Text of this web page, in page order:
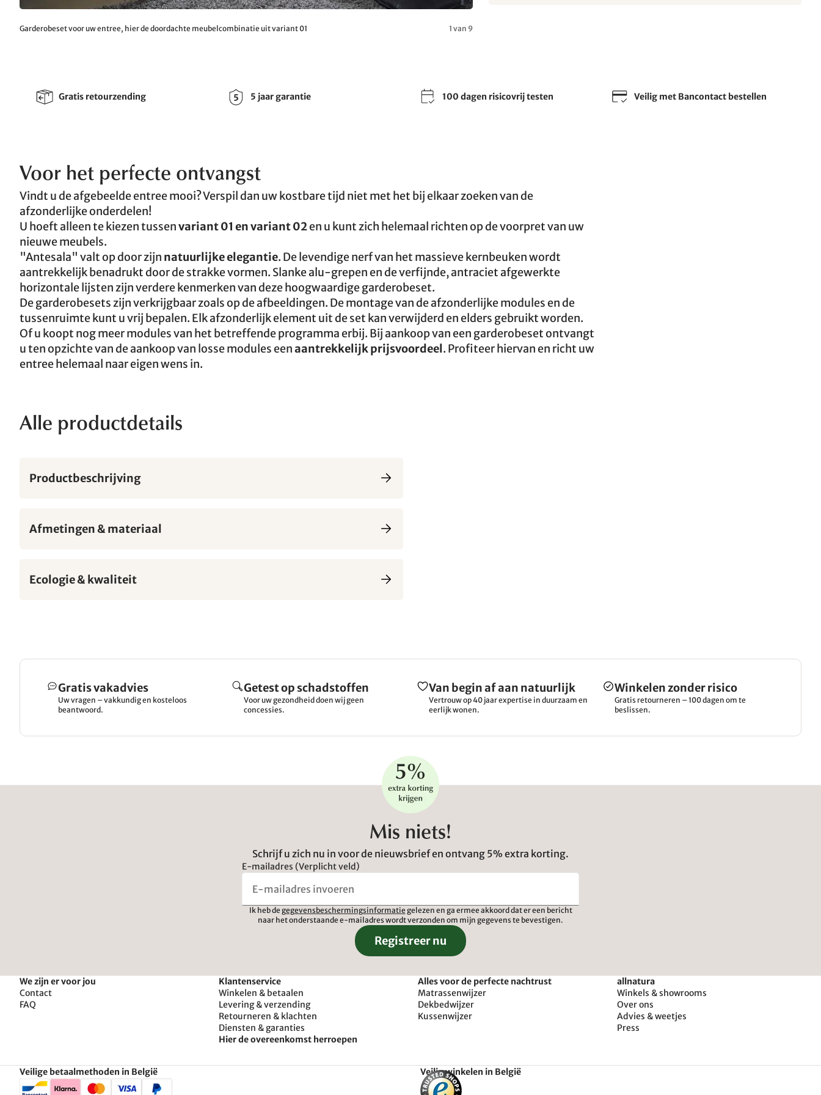
Garderobeset voor uw entree, hier de doordachte meubelcombinatie uit variant 01 1 van 9
Gratis retourzending 5 jaar garantie 100 dagen risicovrij testen Veilig met Bancontact bestellen
Voor het perfecte ontvangst
Vindt u de afgebeelde entree mooi? Verspil dan uw kostbare tijd niet met het bij elkaar zoeken van de
afzonderlijke onderdelen!
U hoeft alleen te kiezen tussenvariant 01 en variant 02en u kunt zich helemaal richten op de voorpret van uw
nieuwe meubels.
"Antesala" valt op door zijn natuurlijke elegantie. De levendige nerf van het massieve kernbeuken wordt
aantrekkelijk benadrukt door de strakke vormen. Slanke alu-grepen en de verfijnde, antraciet afgewerkte
horizontale lijsten zijn verdere kenmerken van deze hoogwaardige garderobeset.
De garderobesets zijn verkrijgbaar zoals op de afbeeldingen. De montage van de afzonderlijke modules en de
tussenruimte kunt u vrij bepalen. Elk afzonderlijk element uit de set kan verwijderd en elders gebruikt worden.
Of u koopt nog meer modules van het betreffende programma erbij. Bij aankoop van een garderobeset ontvangt
u ten opzichte van de aankoop van losse modules eenaantrekkelijk prijsvoordeel. Profiteer hiervan en richt uw
entree helemaal naar eigen wens in.
Alle productdetails
Productbeschrijving
Afmetingen & materiaal
Ecologie & kwaliteit
Gratis vakadvies
Uw vragen – vakkundig en kosteloos
beantwoord.
Getest op schadstoffen
Voor uw gezondheid doen wij geen
concessies.
Van begin af aan natuurlijk
Vertrouw op 40 jaar expertise in duurzaam en
eerlijk wonen.
Winkelen zonder risico
Gratis retourneren – 100 dagen om te
beslissen.
Mis niets!
Schrijf u zich nu in voor de nieuwsbrief en ontvang 5% extra korting.
E-mailadres (Verplicht veld)
Ik heb de gegevensbeschermingsinformatie gelezen en ga ermee akkoord dat er een bericht
naar het onderstaande e-mailadres wordt verzonden om mijn gegevens te bevestigen.
Registreer nu
We zijn er voor jou
Contact
FAQ
Klantenservice
Winkelen & betaalen
Levering & verzending
Retourneren & klachten
Diensten & garanties
Hier de overeenkomst herroepen
Alles voor de perfecte nachtrust
Matrassenwijzer
Dekbedwijzer
Kussenwijzer
allnatura
Winkels & showrooms
Over ons
Advies & weetjes
Press
Veilige betaalmethoden in België Veilig winkelen in België